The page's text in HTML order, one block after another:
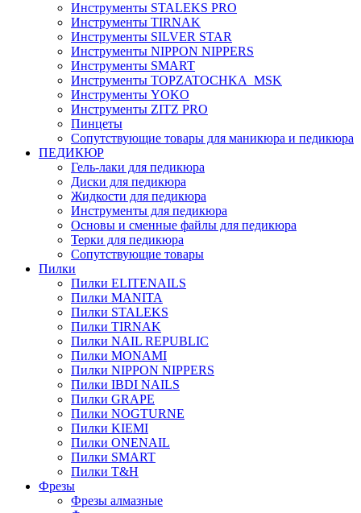
Инструменты STALEKS PRO
Инструменты TIRNAK
Инструменты SILVER STAR
Инструменты NIPPON NIPPERS
Инструменты SMART
Инструменты TOPZATOCHKA_MSK
Инструменты YOKO
Инструменты ZITZ PRO
Пинцеты
Сопутствующие товары для маникюра и педикюра
ПЕДИКЮР
Гель-лаки для педикюра
Диски для педикюра
Жидкости для педикюра
Инструменты для педикюра
Основы и сменные файлы для педикюра
Терки для педикюра
Сопутствующие товары
Пилки
Пилки ELITENAILS
Пилки MANITA
Пилки STALEKS
Пилки TIRNAK
Пилки NAIL REPUBLIC
Пилки MONAMI
Пилки NIPPON NIPPERS
Пилки IBDI NAILS
Пилки GRAPE
Пилки NOGTURNE
Пилки KIEMI
Пилки ONENAIL
Пилки SMART
Пилки T&H
Фрезы
Фрезы алмазные